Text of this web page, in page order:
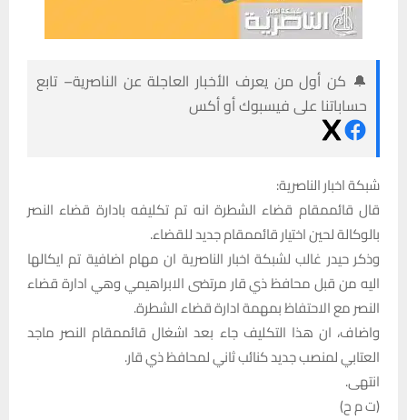
🔔 كن أول من يعرف الأخبار العاجلة عن الناصرية– تابع
حساباتنا على فيسبوك أو أكس
شبكة اخبار الناصرية:
قال قائممقام قضاء الشطرة انه تم تكليفه بادارة قضاء النصر
بالوكالة لحين اختيار قائممقام جديد للقضاء.
وذكر حيدر غالب لشبكة اخبار الناصرية ان مهام اضافية تم ايكالها
اليه من قبل محافظ ذي قار مرتضى الابراهيمي وهي ادارة قضاء
النصر مع الاحتفاظ بمهمة ادارة قضاء الشطرة.
واضاف، ان هذا التكليف جاء بعد اشغال قائممقام النصر ماجد
العتابي لمنصب جديد كنائب ثاني لمحافظ ذي قار.
انتهى.
(ت م ح)